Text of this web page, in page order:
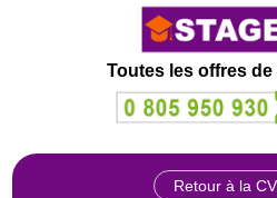
Toutes les offres de
Retour à la